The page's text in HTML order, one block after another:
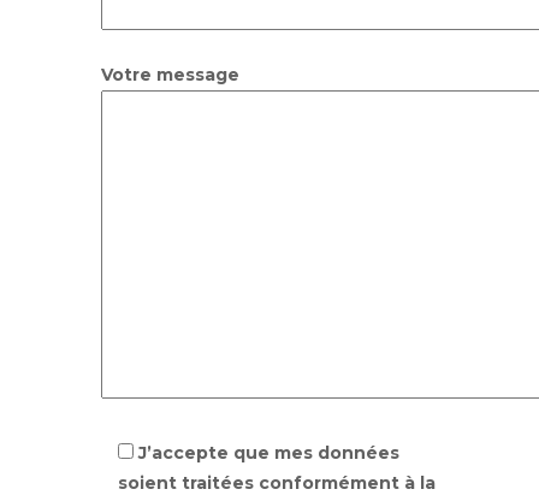
Votre message
J’accepte que mes données
soient traitées conformément à la